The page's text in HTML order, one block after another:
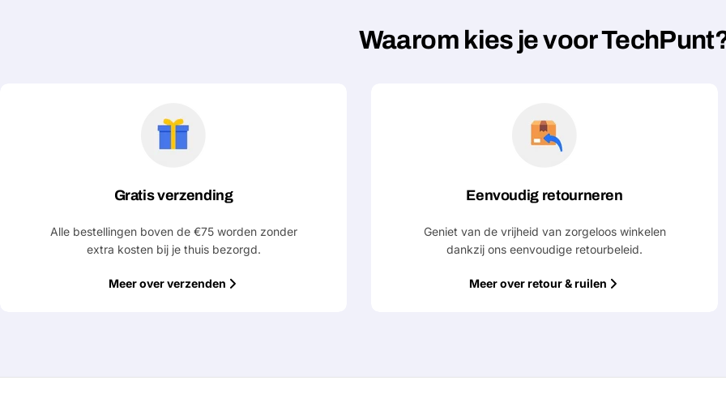
Waarom kies je voor
Gratis verzending
Alle bestellingen boven de €75 worden zonder
extra kosten bij je thuis bezorgd.
Meer over verzenden
Eenvoudig retourneren
Geniet van de vrijheid van zorgeloos winkelen
dankzij ons eenvoudige retourbeleid.
Meer over retour & ruilen